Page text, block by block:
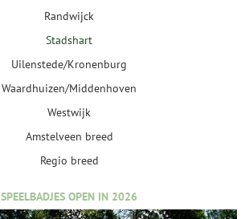
Randwijck
Stadshart
Uilenstede/Kronenburg
Waardhuizen/Middenhoven
Westwijk
Amstelveen breed
Regio breed
SPEELBADJES OPEN IN 2026